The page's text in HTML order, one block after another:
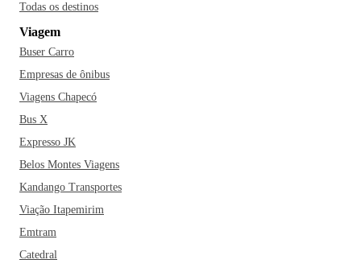
Todas os destinos
Viagem
Buser Carro
Empresas de ônibus
Viagens Chapecó
Bus X
Expresso JK
Belos Montes Viagens
Kandango Transportes
Viação Itapemirim
Emtram
Catedral